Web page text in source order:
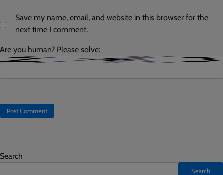
Save my name, email, and website in this browser for the
next time I comment.
Are you human? Please solve:
Search
Search